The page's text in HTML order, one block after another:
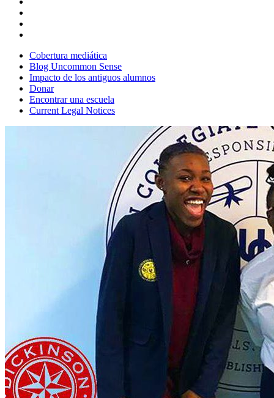
Cobertura mediática
Blog Uncommon Sense
Impacto de los antiguos alumnos
Donar
Encontrar una escuela
Current Legal Notices